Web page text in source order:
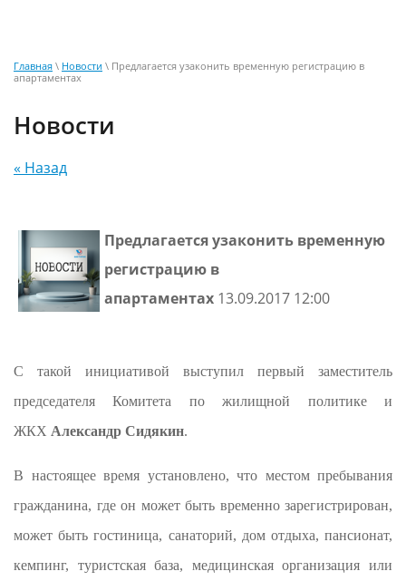
Главная \ Новости \ Предлагается узаконить временную регистрацию в
апартаментах
Новости
« Назад
Предлагается узаконить временную
регистрацию в
апартаментах 13.09.2017 12:00
C такой инициативой выступил первый заместитель
председателя Комитета по жилищной политике и
ЖКХ Александр Сидякин.
В настоящее время установлено, что местом пребывания
гражданина, где он может быть временно зарегистрирован,
может быть гостиница, санаторий, дом отдыха, пансионат,
кемпинг, туристская база, медицинская организация или